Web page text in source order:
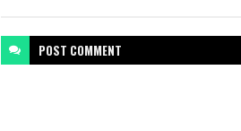
POST COMMENT